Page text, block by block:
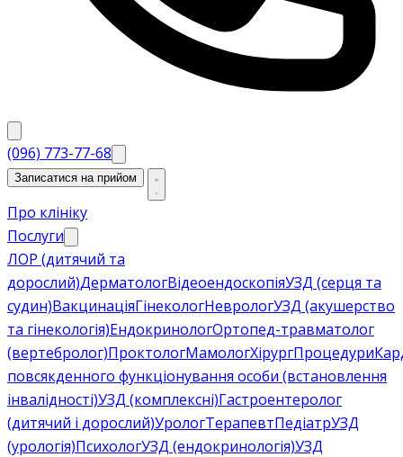
(096) 773-77-68
Записатися на прийом
Про клініку
Послуги
ЛОР (дитячий та
дорослий)ДерматологВідеоендоскопіяУЗД (серця та
судин)ВакцинаціяГінекологНеврологУЗД (акушерство
та гінекологія)ЕндокринологОртопед-травматолог
(вертебролог)ПроктологМамологХірургПроцедури
повсякденного функціонування особи (встановлення
інвалідності)УЗД (комплексні)Гастроентеролог
(дитячий і дорослий)УрологТерапевтПедіатрУЗД
(урологія)ПсихологУЗД (ендокринологія)УЗД